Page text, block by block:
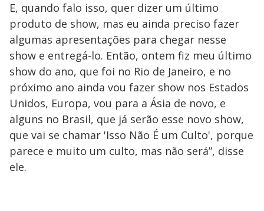
E, quando falo isso, quer dizer um último
produto de show, mas eu ainda preciso fazer
algumas apresentações para chegar nesse
show e entregá-lo. Então, ontem fiz meu último
show do ano, que foi no Rio de Janeiro, e no
próximo ano ainda vou fazer show nos Estados
Unidos, Europa, vou para a Ásia de novo, e
alguns no Brasil, que já serão esse novo show,
que vai se chamar 'Isso Não É um Culto', porque
parece e muito um culto, mas não será”, disse
ele.